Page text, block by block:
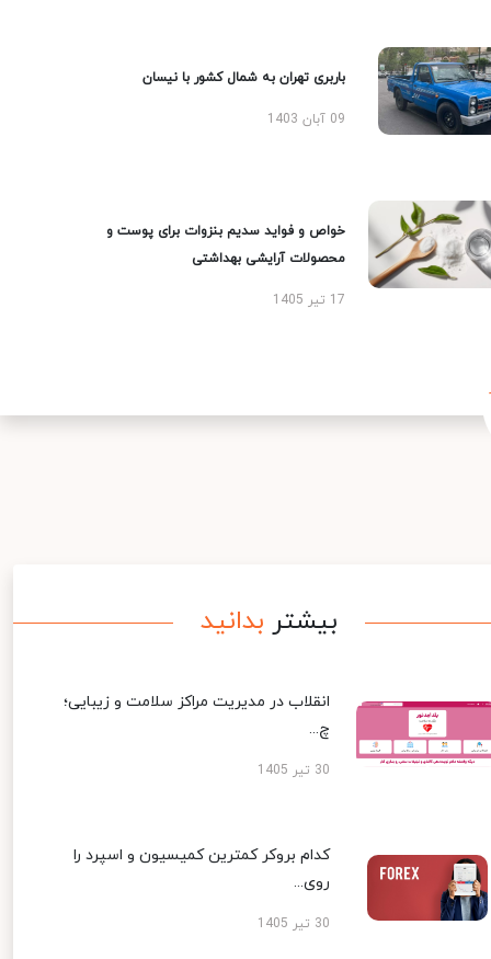
باربری تهران به شمال کشور با نیسان
09 آبان 1403
خواص و فواید سدیم بنزوات برای پوست و
محصولات آرایشی بهداشتی
17 تیر 1405
بیشتر بدانید
انقلاب در مدیریت مراکز سلامت و زیبایی؛
چ...
30 تیر 1405
کدام بروکر کمترین کمیسیون و اسپرد را
روی...
30 تیر 1405